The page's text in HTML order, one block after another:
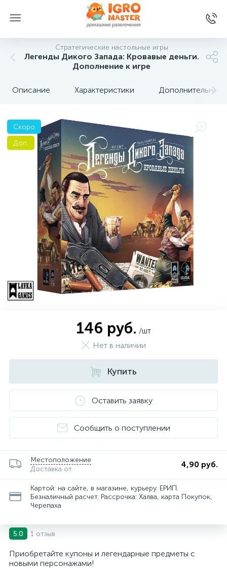
Стратегические настольные игры
Легенды Дикого Запада: Кровавые деньги.
Дополнение к игре
Описание Характеристики Дополнительные
Скоро
Доп.
146 руб. /шт
Нет в наличии
Купить
Оставить заявку
Сообщить о поступлении
Местоположение
Доставка от
4,90 руб.
Картой: на сайте, в магазине, курьеру. ЕРИП.
Безналичный расчет. Рассрочка: Халва, карта Покупок,
Черепаха
5.0 1 отзыв
Приобретайте купоны и легендарные предметы с
новыми персонажами!